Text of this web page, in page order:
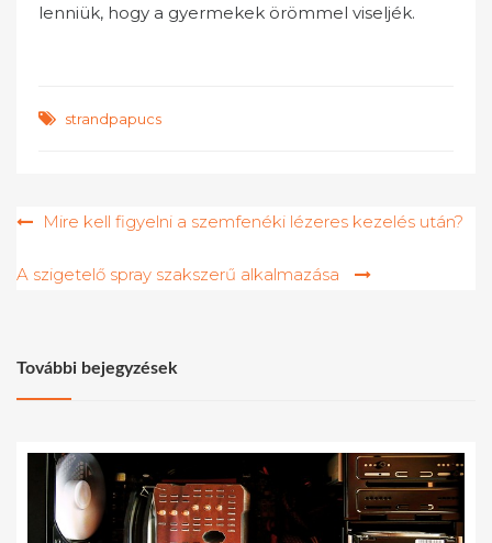
lenniük, hogy a gyermekek örömmel viseljék.
strandpapucs
Bejegyzés
Mire kell figyelni a szemfenéki lézeres kezelés után?
A szigetelő spray szakszerű alkalmazása
További bejegyzések